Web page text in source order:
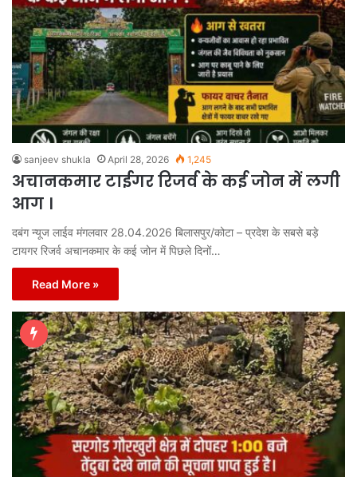
sanjeev shukla April 28, 2026 1,245
अचानकमार टाईगर रिजर्व के कई जोन में लगी
आग ।
दबंग न्यूज लाईव मंगलवार 28.04.2026 बिलासपुर/कोटा – प्रदेश के सबसे बड़े
टायगर रिजर्व अचानकमार के कई जोन में पिछले दिनों…
Read More »